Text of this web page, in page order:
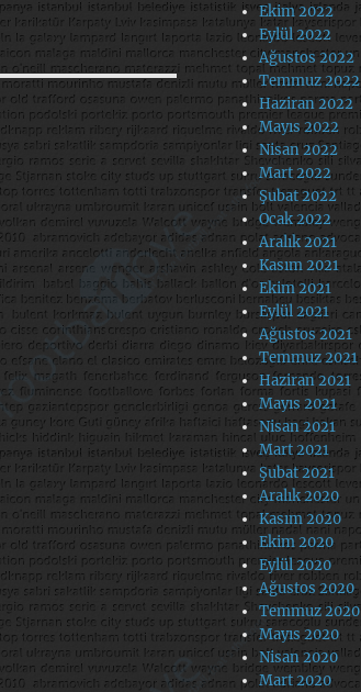
Ekim 2022
Eylül 2022
Ağustos 2022
Temmuz 2022
Haziran 2022
Mayıs 2022
Nisan 2022
Mart 2022
Şubat 2022
Ocak 2022
Aralık 2021
Kasım 2021
Ekim 2021
Eylül 2021
Ağustos 2021
Temmuz 2021
Haziran 2021
Mayıs 2021
Nisan 2021
Mart 2021
Şubat 2021
Aralık 2020
Kasım 2020
Ekim 2020
Eylül 2020
Ağustos 2020
Temmuz 2020
Mayıs 2020
Nisan 2020
Mart 2020